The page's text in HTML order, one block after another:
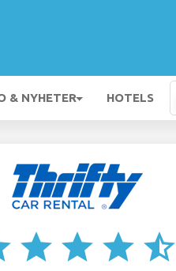
& NYHETER HOTELS
star star star star_half